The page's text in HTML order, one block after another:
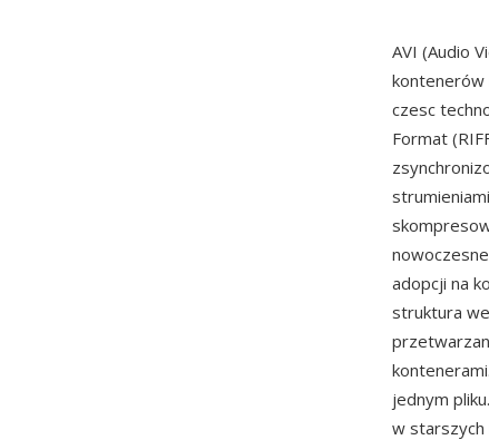
AVI (Audio
kontenerów
czesc
Format
adopcji na
struktura
jednym
w starszych